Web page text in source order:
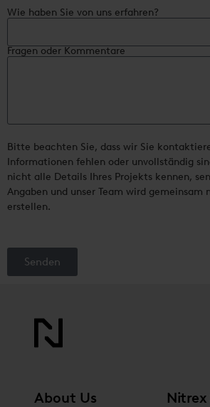
Wie haben Sie von uns erfahren?
Fragen oder Kommentare
Bitte beachten Sie, dass wir Sie
Informationen fehlen oder unvollständig
nicht alle Details Ihres Projekts kennen,
Angaben und unser Team wird gemeinsam
erstellen.
Senden
About Us Nitrex